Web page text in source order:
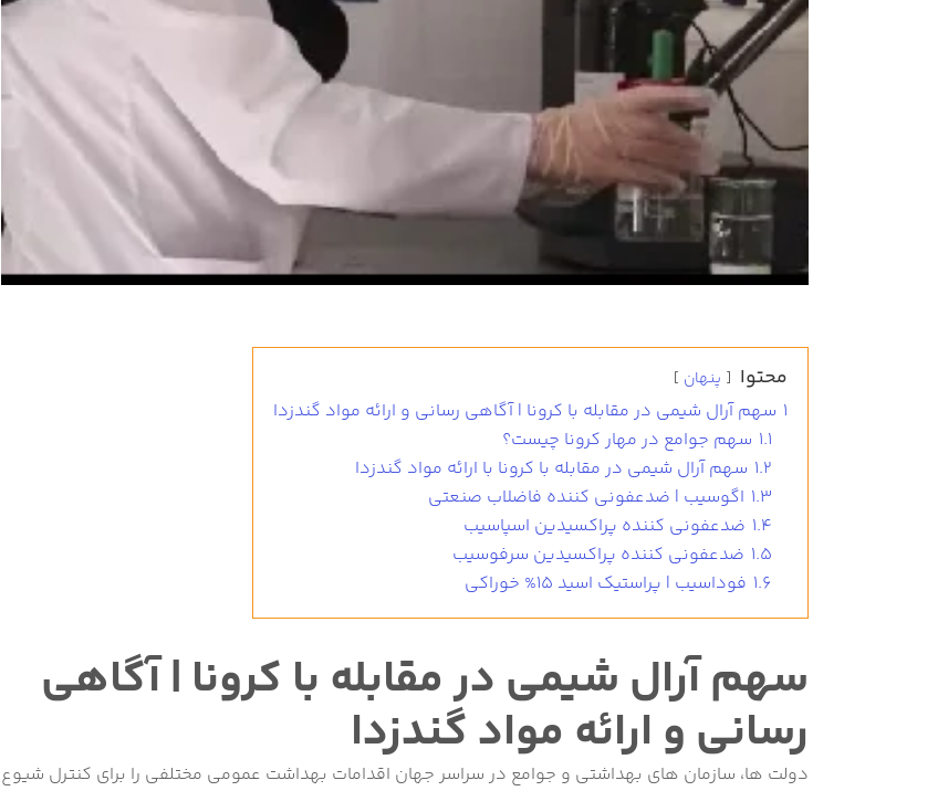
محتوا پنهان
1 سهم آرال شیمی در مقابله با کرونا | آگاهی رسانی و ارائه مواد گندزدا
1.1 سهم جوامع در مهار کرونا چیست؟
1.2 سهم آرال شیمی در مقابله با کرونا با ارائه مواد گندزدا
1.3 اگوسیب | ضدعفونی کننده فاضلاب صنعتی
1.4 ضدعفونی کننده پراکسیدین اسپاسیب
1.5 ضدعفونی کننده پراکسیدین سرفوسیب
1.6 فوداسیب | پراستیک اسید 15% خوراکی
سهم آرال شیمی در مقابله با کرونا | آگاهی
رسانی و ارائه مواد گندزدا
دولت ها، سازمان های بهداشتی و جوامع در سراسر جهان اقدامات بهداشت عمومی مختلفی را برای کنترل شیوع